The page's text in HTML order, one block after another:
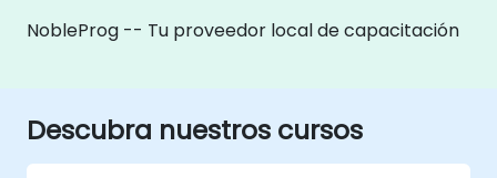
NobleProg -- Tu proveedor local de capacitación
Descubra nuestros cursos